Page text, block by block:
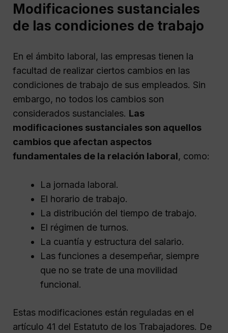
Modificaciones sustanciales
de las condiciones de trabajo
En el ámbito laboral, las empresas tienen la
facultad de realizar ciertos cambios en las
condiciones de trabajo de sus empleados. Sin
embargo, no todos los cambios son
considerados sustanciales. Las
modificaciones sustanciales son aquellos
cambios que afectan aspectos
fundamentales de la relación laboral, como:
La jornada laboral.
El horario de trabajo.
La distribución del tiempo de trabajo.
El régimen de turnos.
La cuantía y estructura del salario.
Las funciones a desempeñar, siempre
que no se trate de una movilidad
funcional.
Estas modificaciones están reguladas en el
artículo 41 del Estatuto de los Trabajadores. De